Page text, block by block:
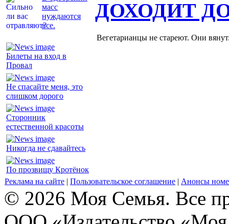
масс
нуждаются
все.
Билеты на вход в
Провал
Не спасайте меня, это
слишком дорого
Сторонник
естественной красоты
Никогда не сдавайтесь
По прозвищу Кротёнок
ДОХОДИТ
Вегетарианцы не стареют. Они
Реклама на сайте | Пользовательское соглашение | Анонсы
© 2026 Моя Семья. Все